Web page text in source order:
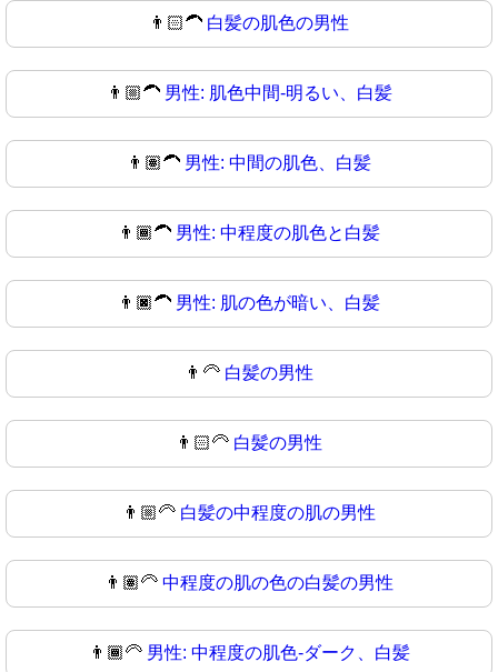
👨🏻‍🦱 白髪の肌色の男性
👨🏼‍🦱 男性: 肌色中間-明るい、白髪
👨🏽‍🦱 男性: 中間の肌色、白髪
👨🏾‍🦱 男性: 中程度の肌色と白髪
👨🏿‍🦱 男性: 肌の色が暗い、白髪
👨‍🦳 白髪の男性
👨🏻‍🦳 白髪の男性
👨🏼‍🦳 白髪の中程度の肌の男性
👨🏽‍🦳 中程度の肌の色の白髪の男性
👨🏾‍🦳 男性: 中程度の肌色-ダーク、白髪